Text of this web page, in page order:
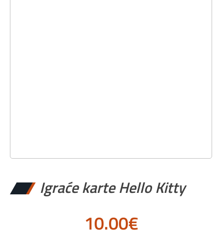
Igraće karte Hello Kitty
10.00€